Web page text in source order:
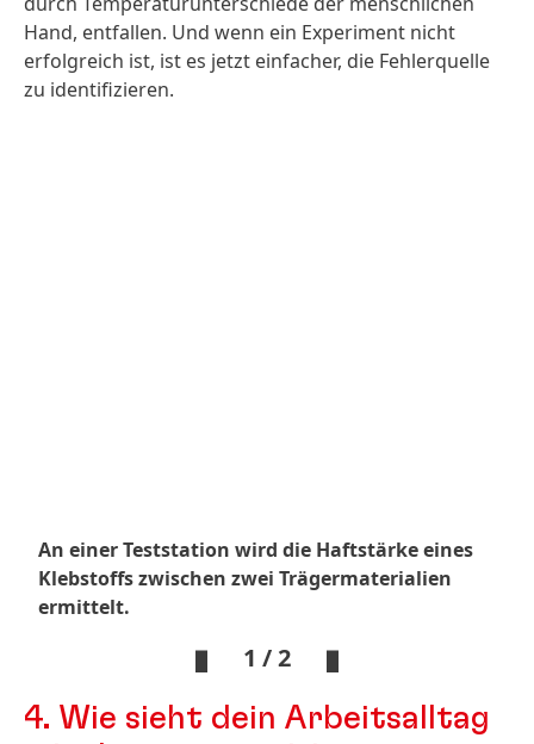
Hand, entfallen. Und wenn ein Experiment nicht
erfolgreich ist, ist es jetzt einfacher, die Fehlerquelle
zu identifizieren.
An einer Teststation wird die Haftstärke eines
Klebstoffs zwischen zwei Trägermaterialien
ermittelt.
1 / 2
4. Wie sieht dein Arbeitsalltag